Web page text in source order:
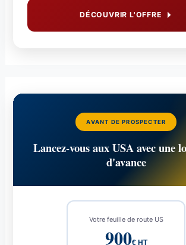
DÉCOUVRIR L'OFFRE
AVANT DE PROSPECTER
Lancez-vous aux USA avec une
d'avance
Votre feuille de route US
900€ HT